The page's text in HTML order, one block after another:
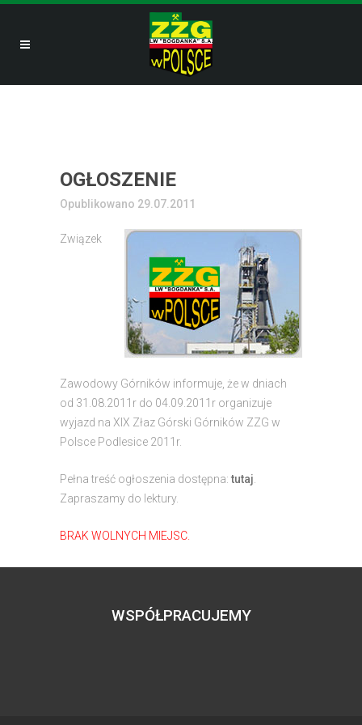
OGŁOSZENIE
Opublikowano 29.07.2011
Związek
Zawodowy Górników informuje, że w dniach
od 31.08.2011r do 04.09.2011r organizuje
wyjazd na XIX Złaz Górski Górników ZZG w
Polsce Podlesice 2011r.
Pełna treść ogłoszenia dostępna:tutaj
Zapraszamy do lektury.
BRAK WOLNYCH MIEJSC.
WSPÓŁPRACUJEMY